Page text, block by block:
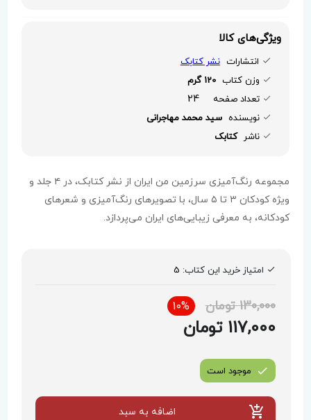
ویژگی‌های کالا
انتشارات نشر کتابک
وزن کتاب 120 گرم
تعداد صفحه
24
نویسنده سید محمد مهاجرانی
ناشر کتابک
مجموعه رنگ‌آمیزی سرزمین من ایران از نشر کتابک، در ۴ جلد و
ویژه کودکان ۳ تا ۵ سال، با تصویرهای رنگ‌آمیزی و شعرهای
کودکانه، به معرفی زیبایی‌های ایران می‌پردازد.
امتیاز خرید این کتاب: 5
130,000 تومان 10%
117,000 تومان
موجود است
اضافه به سبد